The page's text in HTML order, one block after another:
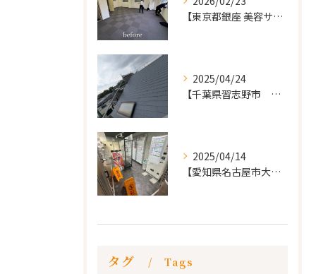
【東京都銀座 美容サロン店舗工事】
2025/04/24
【千葉県習志野市 戸建て 屋根の葺き替え工事】
2025/04/14
【愛知県名古屋市大須 カードショップ屋のリノベーション
タグ Tags